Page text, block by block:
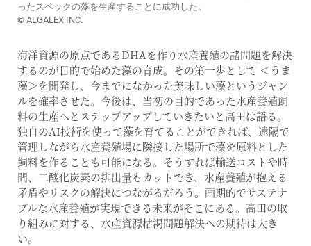
ったスペックの藻を生産することに成功した。
© ALGALEX INC.
海洋資源の原点であるDHAを作り水産養殖の諸問題を解決
するのが目的で始めた藻の育成。その第一歩として ＜うま
藻＞を開発し、今までになかった美味しい藻というジャン
ルを確率させた。今後は、当初の目的であった水産養殖飼
料の生産へとステップアップしていきたいと高田は語る。
独自のAI技術を使って藻を育てることができれば、遠隔で
管理しながら水産養殖場に隣接した場所で藻を原料とした
飼料を作ることも可能になる。そうすれば輸送コストや時
間、二酸化炭素の排出量もカットでき、水産養殖が抱える
矛盾やリスクの解決につながるだろう。画期的でサステナ
ブルな水産養殖が実現できる未来がそこにある。高田の取
り組みに対する、水産資源枯渇問題解決への期待は大き
い。